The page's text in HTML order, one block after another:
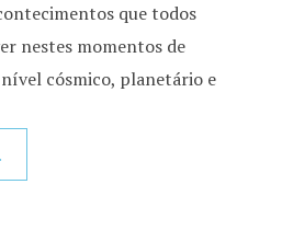
que todos
nestes momentos de
cósmico, planetário e